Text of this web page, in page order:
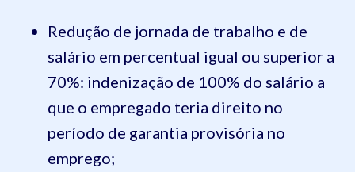
Redução de jornada de trabalho e de
salário em percentual igual ou superior a
70%: indenização de 100% do salário a
que o empregado teria direito no
período de garantia provisória no
emprego;